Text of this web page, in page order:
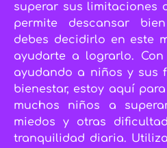
superar sus limitaciones
permite descansar
debes decidirlo en este
ayudarte a lograrlo.
ayudando a niños y sus
bienestar, estoy aquí
muchos niños a
miedos y otras
tranquilidad diaria.